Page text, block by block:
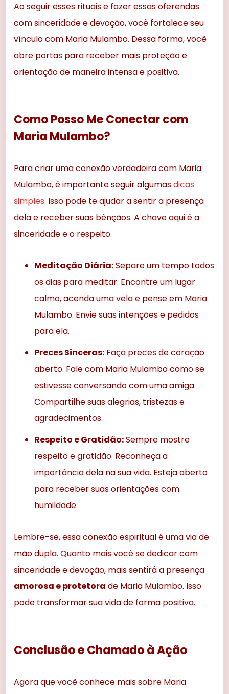
Ao seguir esses rituais e fazer essas oferendas
com sinceridade e devoção, você fortalece seu
vínculo com Maria Mulambo. Dessa forma, você
abre portas para receber mais proteção e
orientação de maneira intensa e positiva.
Como Posso Me Conectar com
Maria Mulambo?
Para criar uma conexão verdadeira com Maria
Mulambo, é importante seguir algumasdicas
simples. Isso pode te ajudar a sentir a presença
dela e receber suas bênçãos. A chave aqui é a
sinceridade e o respeito.
Meditação Diária:Separe um tempo todos
os dias para meditar. Encontre um lugar
calmo, acenda uma vela e pense em Maria
Mulambo. Envie suas intenções e pedidos
para ela.
Preces Sinceras: Faça preces de coração
aberto. Fale com Maria Mulambo como se
estivesse conversando com uma amiga.
Compartilhe suas alegrias, tristezas e
agradecimentos.
Respeito e Gratidão:Sempre mostre
respeito e gratidão. Reconheça a
importância dela na sua vida. Esteja aberto
para receber suas orientações com
humildade.
Lembre-se, essa conexão espiritual é uma via de
mão dupla. Quanto mais você se dedicar com
sinceridade e devoção, mais sentirá a presença
amorosa e protetora de Maria Mulambo. Isso
pode transformar sua vida de forma positiva.
Conclusão e Chamado à Ação
Agora que você conhece mais sobre Maria